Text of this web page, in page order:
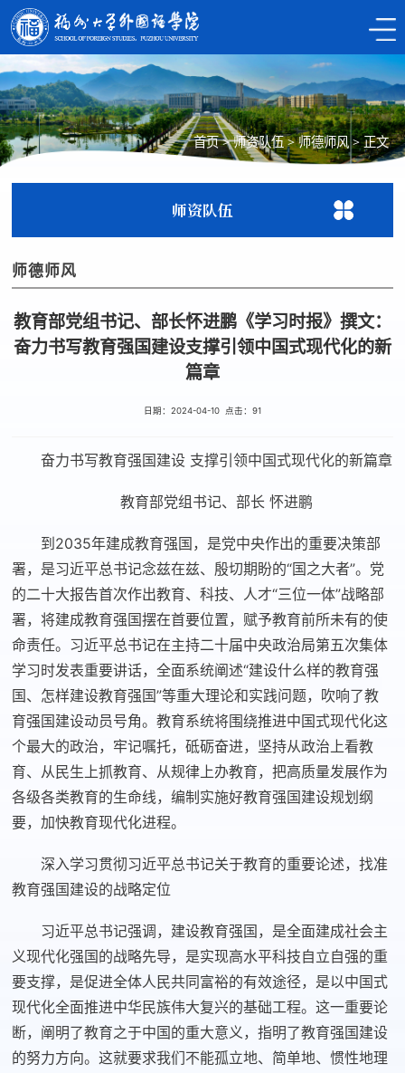
首页>师资队伍>师德师风>正文
师资队伍
师德师风
教育部党组书记、部长怀进鹏《学习时报》撰文：
奋力书写教育强国建设支撑引领中国式现代化的新
篇章
日期：2024-04-10 点击： 91
奋力书写教育强国建设 支撑引领中国式现代化的新篇章
教育部党组书记、部长 怀进鹏
到2035年建成教育强国，是党中央作出的重要决策部
署，是习近平总书记念兹在兹、殷切期盼的“国之大者”。党
的二十大报告首次作出教育、科技、人才“三位一体”战略部
署，将建成教育强国摆在首要位置，赋予教育前所未有的使
命责任。习近平总书记在主持二十届中央政治局第五次集体
学习时发表重要讲话，全面系统阐述“建设什么样的教育强
国、怎样建设教育强国”等重大理论和实践问题，吹响了教
育强国建设动员号角。教育系统将围绕推进中国式现代化这
个最大的政治，牢记嘱托，砥砺奋进，坚持从政治上看教
育、从民生上抓教育、从规律上办教育，把高质量发展作为
各级各类教育的生命线，编制实施好教育强国建设规划纲
要，加快教育现代化进程。
深入学习贯彻习近平总书记关于教育的重要论述，找准
教育强国建设的战略定位
习近平总书记强调，建设教育强国，是全面建成社会主
义现代化强国的战略先导，是实现高水平科技自立自强的重
要支撑，是促进全体人民共同富裕的有效途径，是以中国式
现代化全面推进中华民族伟大复兴的基础工程。这一重要论
断，阐明了教育之于中国的重大意义，指明了教育强国建设
的努力方向。这就要求我们不能孤立地、简单地、惯性地理